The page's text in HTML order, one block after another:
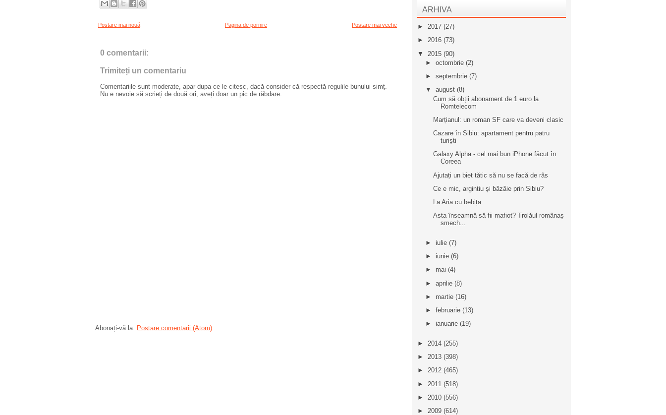
Postare mai nouă Postare mai veche
Pagina de pornire
0 comentarii:
Trimiteți un comentariu
Comentariile sunt moderate, apar dupa ce le citesc, dacă consider că respectă regulile bunului simț.
Nu e nevoie să scrieți de două ori, aveți doar un pic de răbdare.
Abonați-vă la: Postare comentarii (Atom)
ARHIVA
► 2017 (27)
► 2016 (73)
▼ 2015 (90)
► octombrie (2)
► septembrie (7)
▼ august (8)
Cum să obții abonament de 1 euro la
Romtelecom
Marțianul: un roman SF care va deveni clasic
Cazare în Sibiu: apartament pentru patru
turiști
Galaxy Alpha - cel mai bun iPhone făcut în
Coreea
Ajutați un biet tătic să nu se facă de râs
Ce e mic, argintiu și bâzâie prin Sibiu?
La Aria cu bebița
Asta înseamnă să fii mafiot? Trolăul românaș
smech...
► iulie (7)
► iunie (6)
► mai (4)
► aprilie (8)
► martie (16)
► februarie (13)
► ianuarie (19)
► 2014 (255)
► 2013 (398)
► 2012 (465)
► 2011 (518)
► 2010 (556)
► 2009 (614)